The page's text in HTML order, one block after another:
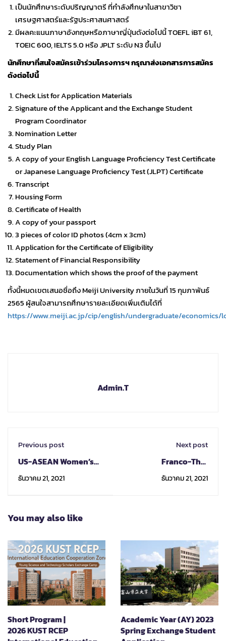
เป็นนักศึกษาระดับปริญญาตรี ที่กำลังศึกษาในสาขาวิชา
เศรษฐศาสตร์และรัฐประศาสนศาสตร์
มีผลคะแนนภาษาอังกฤษหรือภาษาญี่ปุ่นดังต่อไปนี้ TOEFL iBT 61,
TOEIC 600, IELTS 5.0 หรือ JPLT ระดับ N3 ขึ้นไป
นักศึกษาที่สนใจสมัครเข้าร่วมโครงการฯ กรุณาส่งเอกสารการสมัคร
ดังต่อไปนี้
Check List for Application Materials
Signature of the Applicant and the Exchange Student
Program Coordinator
Nomination Letter
Study Plan
A copy of your English Language Proficiency Test Certificate
or Japanese Language Proficiency Test (JLPT) Certificate
Transcript
Housing Form
Certificate of Health
A copy of your passport
3 pieces of color ID photos (4cm x 3cm)
Application for the Certificate of Eligibility
Statement of Financial Responsibility
Documentation which shows the proof of the payment
ทั้งนี้หมดเขตเสนอชื่อถึง Meiji University ภายในวันที่ 15 กุมภาพันธ์
2565 ผู้สนใจสามารถศึกษารายละเอียดเพิ่มเติมได้ที่
https://www.meiji.ac.jp/cip/english/undergraduate/economics/
Admin.T
Previous post
US-ASEAN Women’s
Leadership Academy
for YSEALI 2022
ธันวาคม 21, 2021
Next post
Franco-Thai
Scholarship Program -
Call for candidates for
ธันวาคม 21, 2021
You may also like
Short Program |
2026 KUST RCEP
Academic Year (AY) 2023
Spring Exchange Student